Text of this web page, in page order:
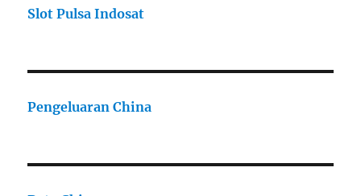
Slot Pulsa Indosat
Pengeluaran China